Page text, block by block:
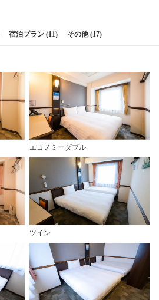
宿泊プラン (11) その他 (17)
エコノミーダブル
ツイン